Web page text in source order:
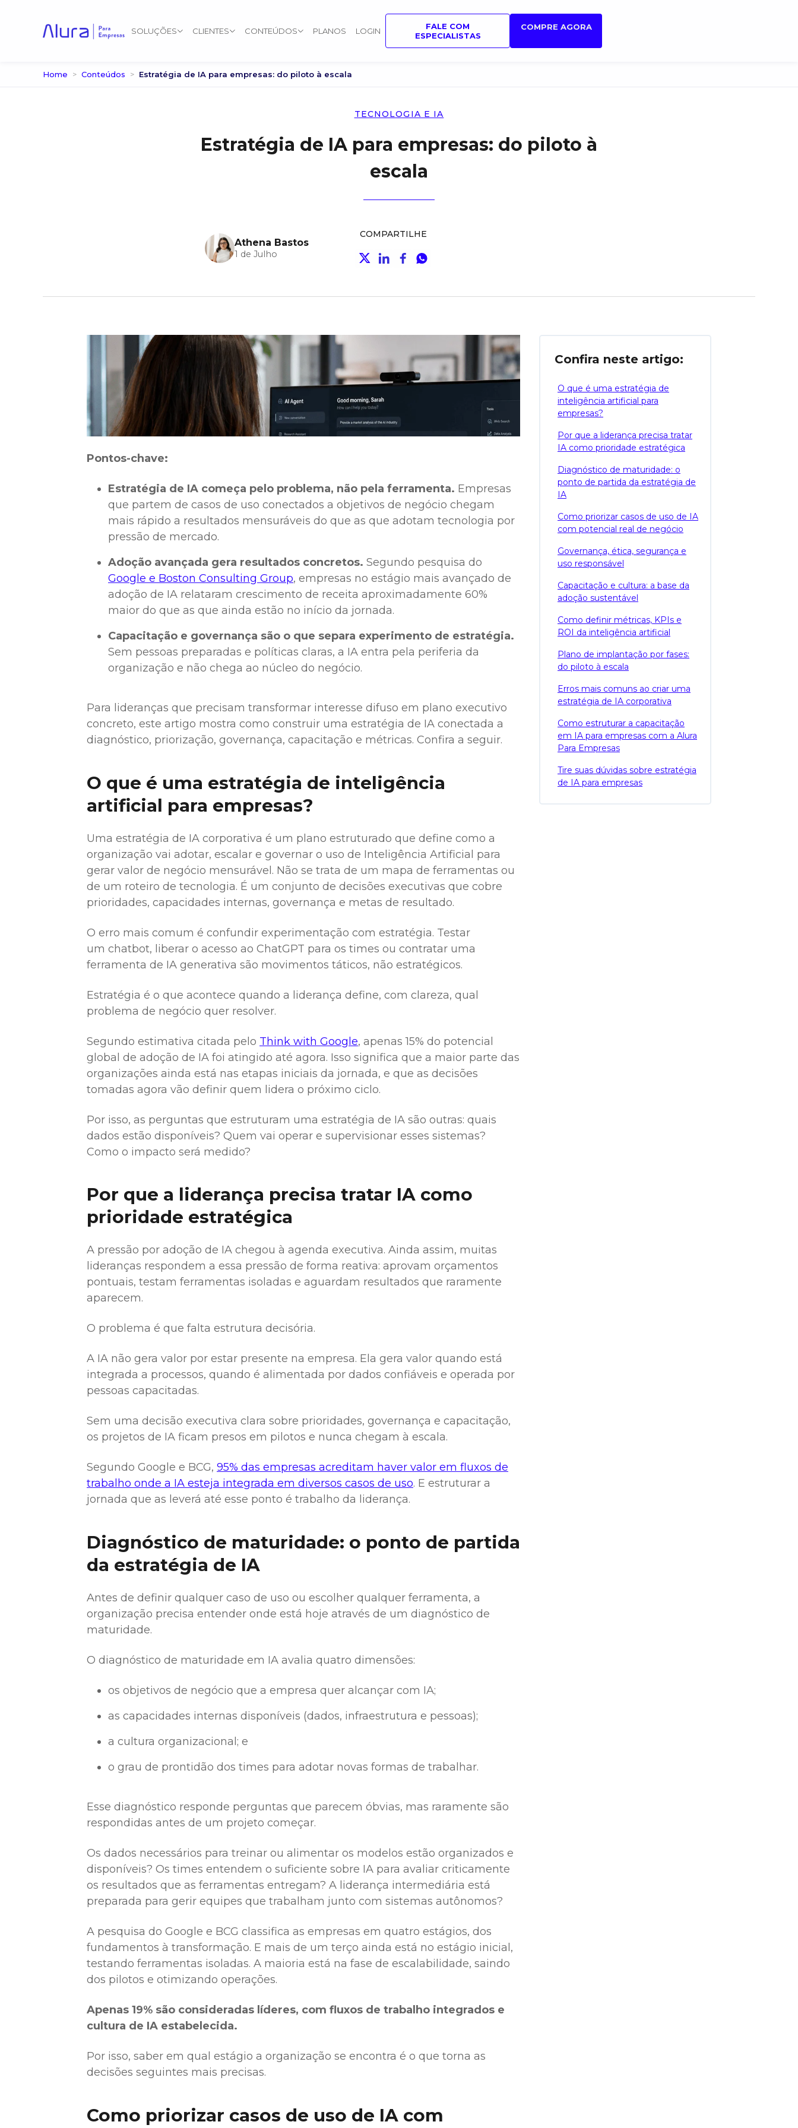
SOLUÇÕES CLIENTES CONTEÚDOS PLANOS LOGIN
FALE COM
ESPECIALISTAS
COMPRE AGORA
Home Conteúdos Estratégia de IA para empresas: do piloto à escala
TECNOLOGIA E IA
Estratégia de IA para empresas: do piloto à
escala
Athena Bastos
1 de Julho
COMPARTILHE
Pontos-chave:
Estratégia de IA começa pelo problema, não pela ferramenta. Empresas
que partem de casos de uso conectados a objetivos de negócio chegam
mais rápido a resultados mensuráveis do que as que adotam tecnologia por
pressão de mercado.
Adoção avançada gera resultados concretos. Segundo pesquisa do
Google e Boston Consulting Group, empresas no estágio mais avançado de
adoção de IA relataram crescimento de receita aproximadamente 60%
maior do que as que ainda estão no início da jornada.
Capacitação e governança são o que separa experimento de estratégia.
Sem pessoas preparadas e políticas claras, a IA entra pela periferia da
organização e não chega ao núcleo do negócio.
Para lideranças que precisam transformar interesse difuso em plano executivo
concreto, este artigo mostra como construir uma estratégia de IA conectada a
diagnóstico, priorização, governança, capacitação e métricas. Confira a seguir.
O que é uma estratégia de inteligência
artificial para empresas?
Uma estratégia de IA corporativa é um plano estruturado que define como a
organização vai adotar, escalar e governar o uso de Inteligência Artificial para
gerar valor de negócio mensurável. Não se trata de um mapa de ferramentas ou
de um roteiro de tecnologia. É um conjunto de decisões executivas que cobre
prioridades, capacidades internas, governança e metas de resultado.
O erro mais comum é confundir experimentação com estratégia. Testar
um chatbot, liberar o acesso ao ChatGPT para os times ou contratar uma
ferramenta de IA generativa são movimentos táticos, não estratégicos.
Estratégia é o que acontece quando a liderança define, com clareza, qual
problema de negócio quer resolver.
Segundo estimativa citada pelo Think with Google, apenas 15% do potencial
global de adoção de IA foi atingido até agora. Isso significa que a maior parte das
organizações ainda está nas etapas iniciais da jornada, e que as decisões
tomadas agora vão definir quem lidera o próximo ciclo.
Por isso, as perguntas que estruturam uma estratégia de IA são outras: quais
dados estão disponíveis? Quem vai operar e supervisionar esses sistemas?
Como o impacto será medido?
Por que a liderança precisa tratar IA como
prioridade estratégica
A pressão por adoção de IA chegou à agenda executiva. Ainda assim, muitas
lideranças respondem a essa pressão de forma reativa: aprovam orçamentos
pontuais, testam ferramentas isoladas e aguardam resultados que raramente
aparecem.
O problema é que falta estrutura decisória.
A IA não gera valor por estar presente na empresa. Ela gera valor quando está
integrada a processos, quando é alimentada por dados confiáveis e operada por
pessoas capacitadas.
Sem uma decisão executiva clara sobre prioridades, governança e capacitação,
os projetos de IA ficam presos em pilotos e nunca chegam à escala.
Segundo Google e BCG, 95% das empresas acreditam haver valor em fluxos de
trabalho onde a IA esteja integrada em diversos casos de uso. E estruturar a
jornada que as leverá até esse ponto é trabalho da liderança.
Diagnóstico de maturidade: o ponto de partida
da estratégia de IA
Antes de definir qualquer caso de uso ou escolher qualquer ferramenta, a
organização precisa entender onde está hoje através de um diagnóstico de
maturidade.
O diagnóstico de maturidade em IA avalia quatro dimensões:
os objetivos de negócio que a empresa quer alcançar com IA;
as capacidades internas disponíveis (dados, infraestrutura e pessoas);
a cultura organizacional; e
o grau de prontidão dos times para adotar novas formas de trabalhar.
Esse diagnóstico responde perguntas que parecem óbvias, mas raramente são
respondidas antes de um projeto começar.
Os dados necessários para treinar ou alimentar os modelos estão organizados e
disponíveis? Os times entendem o suficiente sobre IA para avaliar criticamente
os resultados que as ferramentas entregam? A liderança intermediária está
preparada para gerir equipes que trabalham junto com sistemas autônomos?
A pesquisa do Google e BCG classifica as empresas em quatro estágios, dos
fundamentos à transformação. E mais de um terço ainda está no estágio inicial,
testando ferramentas isoladas. A maioria está na fase de escalabilidade, saindo
dos pilotos e otimizando operações.
Apenas 19% são consideradas líderes, com fluxos de trabalho integrados e
cultura de IA estabelecida.
Por isso, saber em qual estágio a organização se encontra é o que torna as
decisões seguintes mais precisas.
Como priorizar casos de uso de IA com
Confira neste artigo:
O que é uma estratégia de
inteligência artificial para
empresas?
Por que a liderança precisa tratar
IA como prioridade estratégica
Diagnóstico de maturidade: o
ponto de partida da estratégia de
IA
Como priorizar casos de uso de IA
com potencial real de negócio
Governança, ética, segurança e
uso responsável
Capacitação e cultura: a base da
adoção sustentável
Como definir métricas, KPIs e
ROI da inteligência artificial
Plano de implantação por fases:
do piloto à escala
Erros mais comuns ao criar uma
estratégia de IA corporativa
Como estruturar a capacitação
em IA para empresas com a Alura
Para Empresas
Tire suas dúvidas sobre estratégia
de IA para empresas